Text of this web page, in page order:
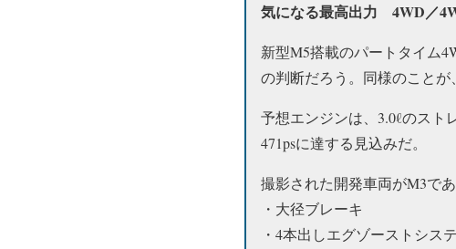
気になる最高出力 4WD／
新型M5搭載のパートタイム
の判断だろう。同様のことが
予想エンジンは、3.0ℓのスト
471psに達する見込みだ。
撮影された開発車両がM3で
・大径ブレーキ
・4本出しエグゾーストシス